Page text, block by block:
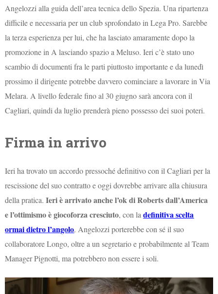
Angelozzi alla guida dell’area tecnica dello Spezia. Una ripartenza
difficile e necessaria per un club sprofondato in Lega Pro. Sarebbe
la terza esperienza per lui, che ha lasciato amaramente dopo la
promozione in A lasciando spazio a Meluso. Ieri c’è stato uno
scambio di documenti fra le parti piuttosto importante e da lunedì
prossimo il dirigente potrebbe davvero cominciare a lavorare in Via
Melara. A livello federale fino al 30 giugno sarà ancora con il
Cagliari, quindi da luglio prenderà pieno possesso dei suoi poteri.
Firma in arrivo
Ieri ha trovato un accordo pressoché definitivo con il Cagliari per la
rescissione del suo contratto e oggi dovrebbe arrivare alla chiusura
della pratica. Ieri è arrivato anche l’ok di Roberts dall’America
e l’ottimismo è giocoforza cresciuto, con ladefinitiva scelta
ormai dietro l’angolo. Angelozzi porterebbe con sé il suo
collaboratore Longo, oltre a un segretario e probabilmente al Team
Manager Pignotti, ma potrebbero non essere i soli.